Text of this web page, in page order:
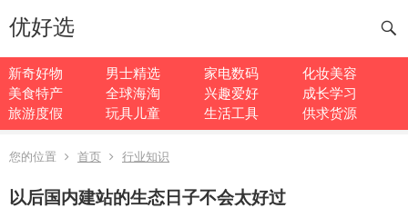
优好选
新奇好物 男士精选 家电数码
化妆美容
美食特产
全球海淘 兴趣爱好
成长学习
旅游度假
玩具儿童 生活工具 供求货源
您的位置 首页 行业知识
以后国内建站的生态日子不会太好过